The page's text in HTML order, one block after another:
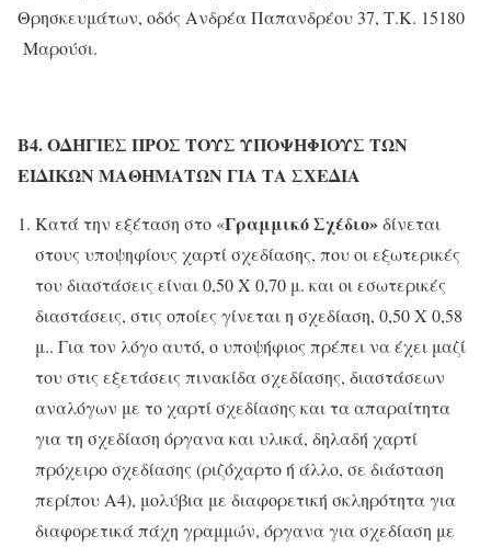
Θρησκευμάτων, οδός Ανδρέα Παπανδρέου 37, Τ.Κ. 15180
Μαρούσι.
Β4.ΟΔΗΓΙΕΣ ΠΡΟΣ ΤΟΥΣ ΥΠΟΨΗΦΙΟΥΣ ΤΩΝ
ΕΙΔΙΚΩΝ ΜΑΘΗΜΑΤΩΝ ΓΙΑ ΤΑ ΣΧΕΔΙΑ
Κατά την εξέταση στο «Γραμμικό Σχέδιο»δίνεται
στους υποψηφίους χαρτί σχεδίασης, που οι εξωτερικές
του διαστάσεις είναι 0,50 Χ 0,70 μ. και οι εσωτερικές
διαστάσεις, στις οποίες γίνεται η σχεδίαση, 0,50 Χ 0,58
μ.. Για τον λόγο αυτό, ο υποψήφιος πρέπει να έχει μαζί
του στις εξετάσεις πινακίδα σχεδίασης, διαστάσεων
αναλόγων με το χαρτί σχεδίασης και τα απαραίτητα
για τη σχεδίαση όργανα και υλικά, δηλαδή χαρτί
πρόχειρο σχεδίασης (ριζόχαρτο ή άλλο, σε διάσταση
περίπου Α4), μολύβια με διαφορετική σκληρότητα για
διαφορετικά πάχη γραμμών, όργανα για σχεδίαση με